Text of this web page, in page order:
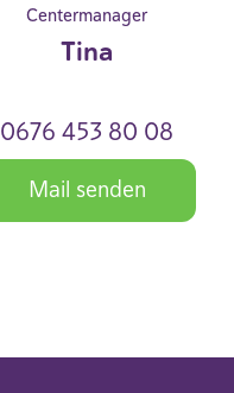
Centermanager
Tina
0676 453 80 08
Mail senden